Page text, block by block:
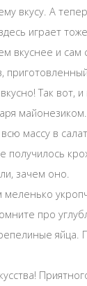
вкусу. А
играет
вкуснее и сам
Так вот,
майонезиком.
массу в
получилось
зачем оно.
про
яйца.